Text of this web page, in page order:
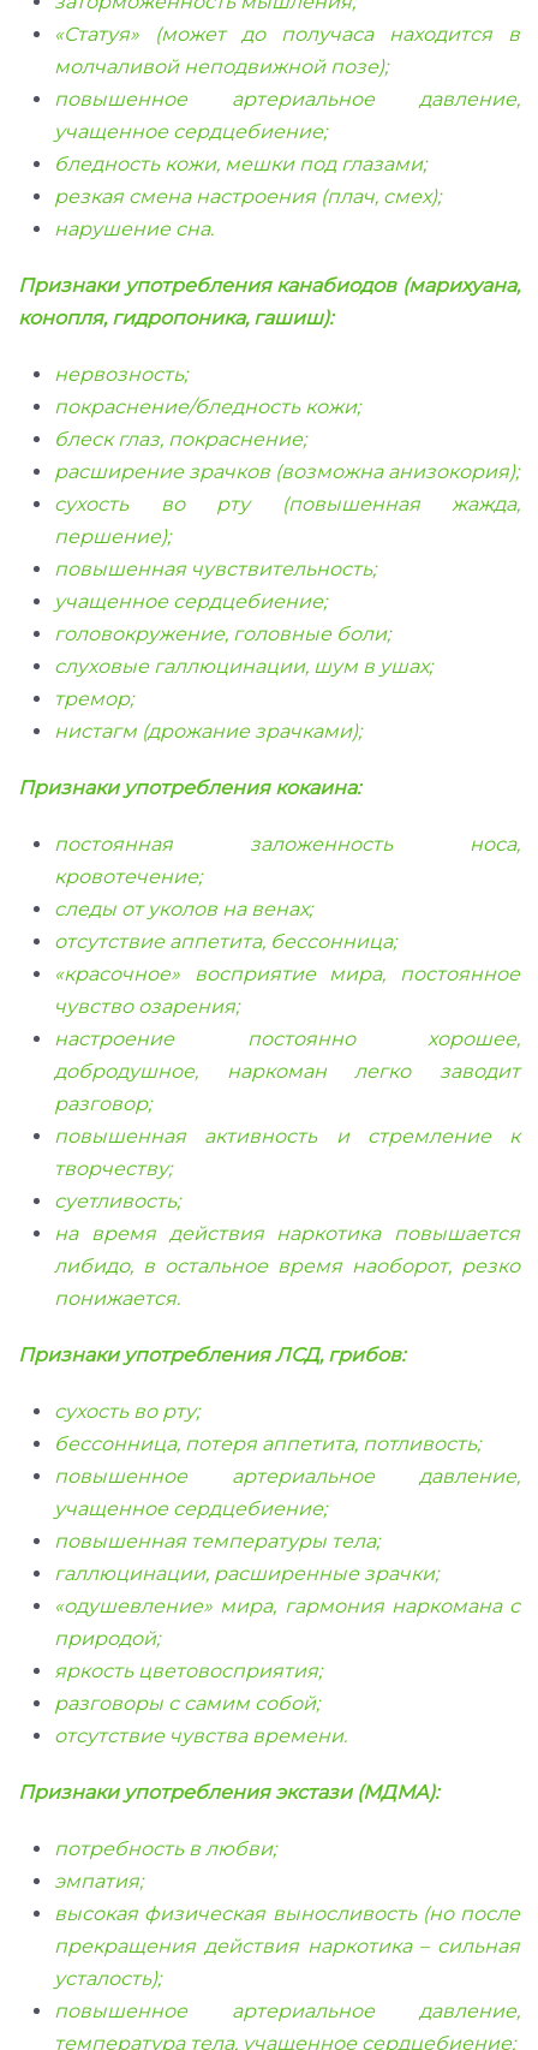
«Статуя» (может до получаса находится в
молчаливой неподвижной позе);
повышенное артериальное давление,
учащенное сердцебиение;
бледность кожи, мешки под глазами;
резкая смена настроения (плач, смех);
нарушение сна.
Признаки употребления канабиодов (марихуана,
конопля, гидропоника, гашиш):
нервозность;
покраснение/бледность кожи;
блеск глаз, покраснение;
расширение зрачков (возможна анизокория);
сухость во рту (повышенная жажда,
першение);
повышенная чувствительность;
учащенное сердцебиение;
головокружение, головные боли;
слуховые галлюцинации, шум в ушах;
тремор;
нистагм (дрожание зрачками);
Признаки употребления кокаина:
постоянная заложенность носа,
кровотечение;
следы от уколов на венах;
отсутствие аппетита, бессонница;
«красочное» восприятие мира, постоянное
чувство озарения;
настроение постоянно хорошее,
добродушное, наркоман легко заводит
разговор;
повышенная активность и стремление к
творчеству;
суетливость;
на время действия наркотика повышается
либидо, в остальное время наоборот, резко
понижается.
Признаки употребления ЛСД, грибов:
сухость во рту;
бессонница, потеря аппетита, потливость;
повышенное артериальное давление,
учащенное сердцебиение;
повышенная температуры тела;
галлюцинации, расширенные зрачки;
«одушевление» мира, гармония наркомана с
природой;
яркость цветовосприятия;
разговоры с самим собой;
отсутствие чувства времени.
Признаки употребления экстази (МДМА):
потребность в любви;
эмпатия;
высокая физическая выносливость (но после
прекращения действия наркотика – сильная
усталость);
повышенное артериальное давление,
температура тела, учащенное сердцебиение;